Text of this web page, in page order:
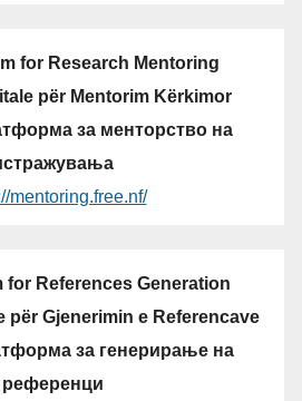
for Research Mentoring
për Mentorim Kërkimor
за менторство на
mentoring.free.nf/
for References Generation
për Gjenerimin e Referencave
за генерирање на
референци